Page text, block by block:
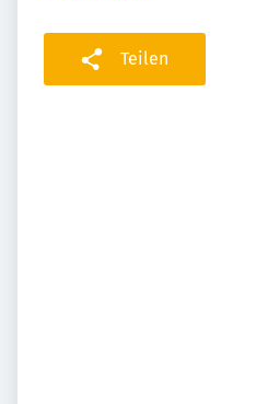
Teilen